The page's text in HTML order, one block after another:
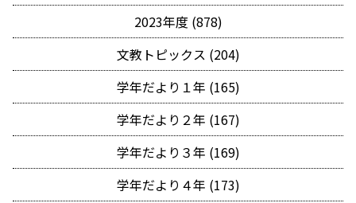
2023年度 (878)
文教トピックス (204)
学年だより１年 (165)
学年だより２年 (167)
学年だより３年 (169)
学年だより４年 (173)